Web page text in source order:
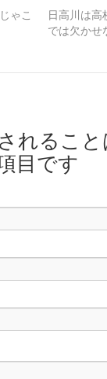
ゃこ
日高川は
では欠かせ
れるこ
目です